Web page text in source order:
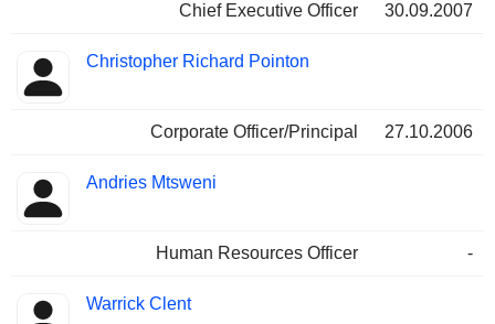
Chief Executive Officer 30.09.2007
Christopher Richard Pointon
Corporate Officer/Principal 27.10.2006
Andries Mtsweni
Human Resources Officer -
Warrick Clent